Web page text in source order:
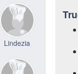
Lindezia